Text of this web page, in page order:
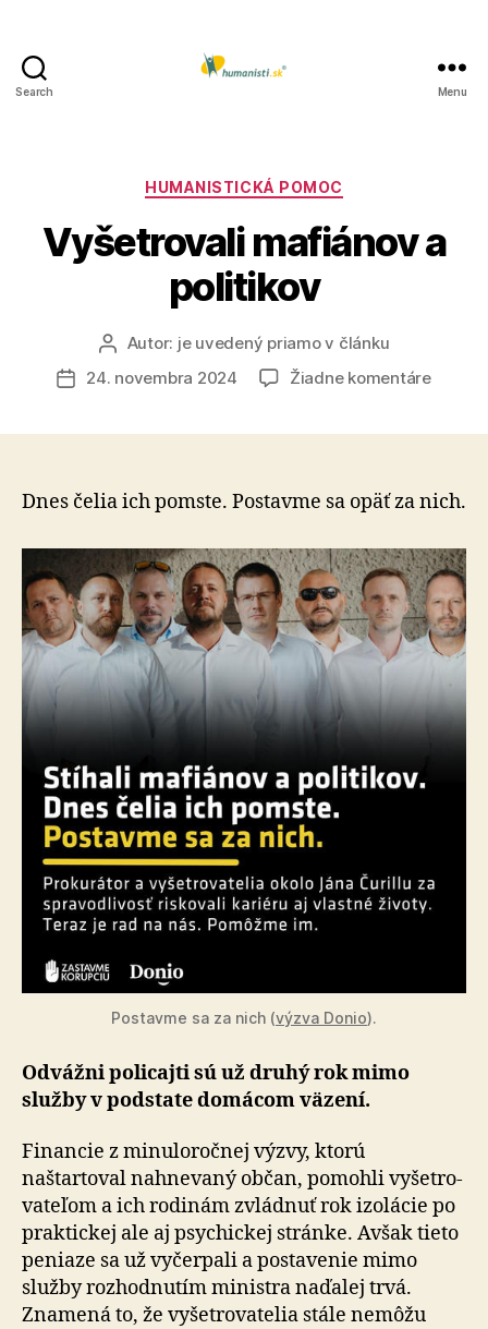
Search Menu
Kategórie
HUMANISTICKÁ POMOC
Vyšetrovali mafiánov a
politikov
AutorAutor: je uvedený priamo v článku
Dátum
24. novembra 2024 Žiadne komentárena
Dnes čelia ich pomste. Postavme sa opäť za nich.
Postavme sa za nich (výzva Donio).
Odvážni policajti sú už druhý rok mimo
služby v pod­state do­má­com vä­ze­ní.
Financie z minuloročnej výzvy, ktorú
naštartoval nahne­va­ný občan, po­mohli vy­šetro­
va­te­ľom a ich rodinám zvládnuť rok izolácie po
praktickej ale aj psychickej stránke. Avšak tieto
peniaze sa už vyčerpali a posta­ve­nie mimo
služby rozhodnutím ministra naďalej trvá.
Znamená to, že vyšetrovatelia stále nemôžu